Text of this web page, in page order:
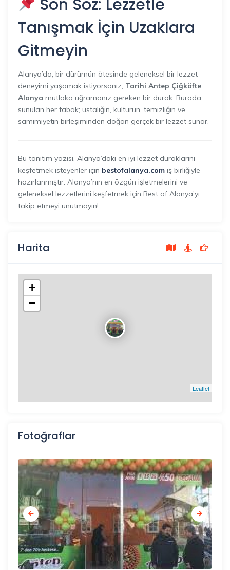
Son Söz: Lezzetle
Tanışmak İçin Uzaklara
Gitmeyin
Alanya’da, bir dürümün ötesinde geleneksel bir lezzet
deneyimi yaşamak istiyorsanız; Tarihi Antep Çiğköfte
Alanya mutlaka uğramanız gereken bir durak. Burada
sunulan her tabak; ustalığın, kültürün, temizliğin ve
samimiyetin birleşiminden doğan gerçek bir lezzet sunar.
Bu tanıtım yazısı, Alanya’daki en iyi lezzet duraklarını
keşfetmek isteyenler için bestofalanya.com iş birliğiyle
hazırlanmıştır. Alanya’nın en özgün işletmelerini ve
geleneksel lezzetlerini keşfetmek için Best of Alanya’yı
takip etmeyi unutmayın!
Harita
+
−
Leaflet
Fotoğraflar